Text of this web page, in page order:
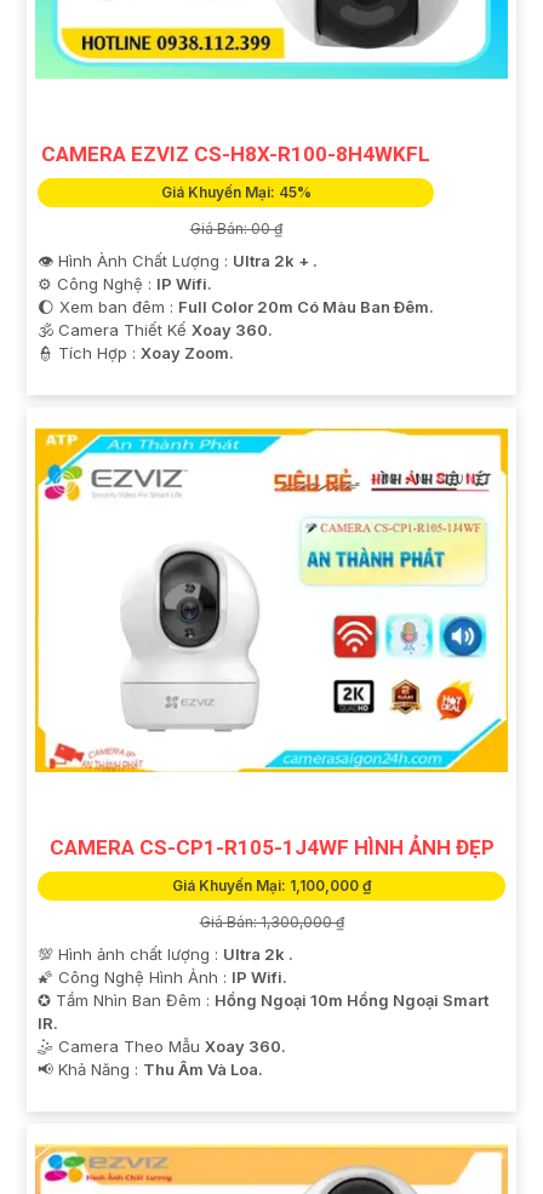
CAMERA EZVIZ CS-H8X-R100-8H4WKFL
Giá Khuyến Mại: 45%
Giá Bán: 00 ₫
👁 Hình Ành Chất Lượng : Ultra 2k + .
⚙ Công Nghệ : IP Wifi.
🌔 Xem ban đêm : Full Color 20m Có Màu Ban Ðêm.
🕉️ Camera Thiết Kế Xoay 360.
️👮 Tích Hợp : Xoay Zoom.
CAMERA CS-CP1-R105-1J4WF HÌNH ẢNH ĐẸP
Giá Khuyến Mại: 1,100,000 ₫
Giá Bán: 1,300,000 ₫
💯 Hình ảnh chất lượng : Ultra 2k .
🌠 Công Nghệ Hình Ảnh : IP Wifi.
✪ Tầm Nhìn Ban Đêm : Hồng Ngoại 10m Hồng Ngoại Smart
IR.
🤹 Camera Theo Mẫu Xoay 360.
️📢 Khả Năng : Thu Âm Và Loa.